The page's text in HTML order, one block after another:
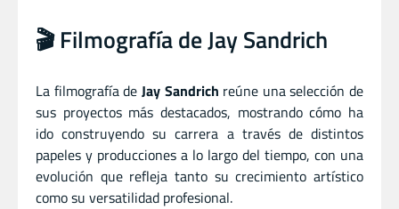
🎬 Filmografía de Jay Sandrich
La filmografía de Jay Sandrich reúne una selección de
sus proyectos más destacados, mostrando cómo ha
ido construyendo su carrera a través de distintos
papeles y producciones a lo largo del tiempo, con una
evolución que refleja tanto su crecimiento artístico
como su versatilidad profesional.